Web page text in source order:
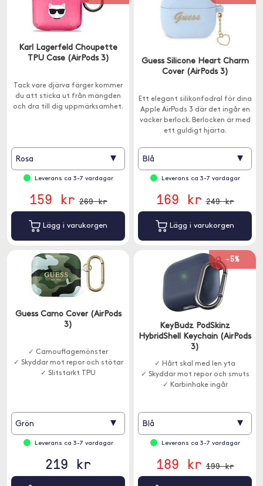
Karl Lagerfeld Choupette
TPU Case (AirPods 3)
Tack vare djärva färger kommer
du att sticka ut från mängden
och dra till dig uppmärksamhet.
Rosa ▾
Leverans ca 3-7 vardagar
159 kr 269 kr
Lägg i varukorgen
Guess Silicone Heart Charm
Cover (AirPods 3)
Ett elegant silikonfodral för dina
Apple AirPods 3 där det ingår en
vacker berlock. Berlocken är med
ett guldigt hjärta.
Blå ▾
Leverans ca 3-7 vardagar
169 kr 249 kr
Lägg i varukorgen
Guess Camo Cover (AirPods
3)
✓ Camouflagemönster
✓ Skyddar mot repor och stötar
✓ Slitstarkt TPU
Grön ▾
Leverans ca 3-7 vardagar
219 kr
-5%
KeyBudz PodSkinz
HybridShell Keychain (AirPods
3)
✓ Hårt skal med len yta
✓ Skyddar mot repor och smuts
✓ Karbinhake ingår
Blå ▾
Leverans ca 3-7 vardagar
189 kr 199 kr